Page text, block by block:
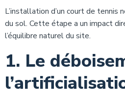
L’installation d’un court de tennis
du sol. Cette étape a un impact
l’équilibre naturel du site.
1. Le